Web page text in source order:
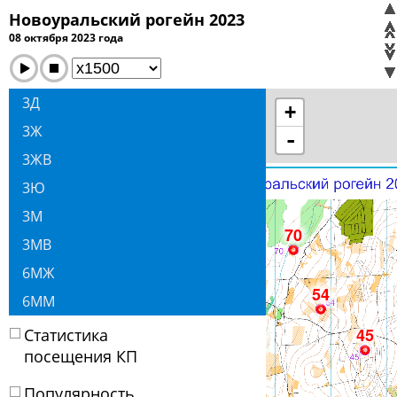
Новоуральский рогейн 2023
08 октября 2023 года
3Д
3Ж
3ЖВ
3Ю
3М
3МВ
6МЖ
6ММ
Статистика
посещения КП
45
54
70
71
+
-